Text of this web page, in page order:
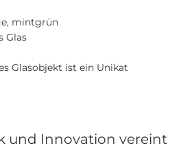
mintgrün
Glas
Glasobjekt ist ein Unikat
und Innovation vereint